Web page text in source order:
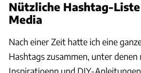
Nützliche Hashtag-
Media
Nach einer Zeit hatte ich eine
Hashtags zusammen, unter
Inspiratioenn und DIY-